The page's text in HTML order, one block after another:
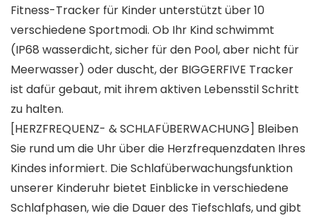
Fitness-Tracker für Kinder unterstützt über 10
verschiedene Sportmodi. Ob Ihr Kind schwimmt
(IP68 wasserdicht, sicher für den Pool, aber nicht für
Meerwasser) oder duscht, der BIGGERFIVE Tracker
ist dafür gebaut, mit ihrem aktiven Lebensstil Schritt
zu halten.
[HERZFREQUENZ- & SCHLAFÜBERWACHUNG] Bleiben
Sie rund um die Uhr über die Herzfrequenzdaten Ihres
Kindes informiert. Die Schlafüberwachungsfunktion
unserer Kinderuhr bietet Einblicke in verschiedene
Schlafphasen, wie die Dauer des Tiefschlafs, und gibt